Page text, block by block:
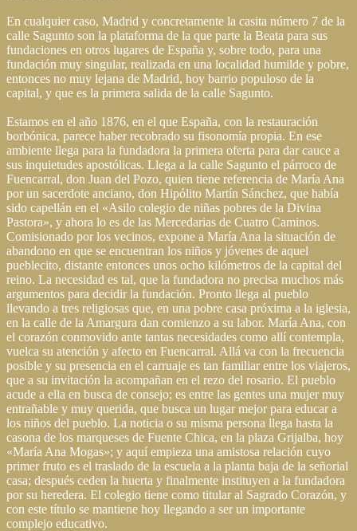
En cualquier caso, Madrid y concretamente la casita número 7 de la
calle Sagunto son la plataforma de la que parte la Beata para sus
fundaciones en otros lugares de España y, sobre todo, para una
fundación muy singular, realizada en una localidad humilde y pobre,
entonces no muy lejana de Madrid, hoy barrio populoso de la
capital, y que es la primera salida de la calle Sagunto.
Estamos en el año 1876, en el que España, con la restauración
borbónica, parece haber recobrado su fisonomía propia. En ese
ambiente llega para la fundadora la primera oferta para dar cauce a
sus inquietudes apostólicas. Llega a la calle Sagunto el párroco de
Fuencarral, don Juan del Pozo, quien tiene referencia de María Ana
por un sacerdote anciano, don Hipólito Martín Sánchez, que había
sido capellán en el «Asilo colegio de niñas pobres de la Divina
Pastora», y ahora lo es de las Mercedarias de Cuatro Caminos.
Comisionado por los vecinos, expone a María Ana la situación de
abandono en que se encuentran los niños y jóvenes de aquel
pueblecito, distante entonces unos ocho kilómetros de la capital del
reino. La necesidad es tal, que la fundadora no precisa muchos más
argumentos para decidir la fundación. Pronto llega al pueblo
llevando a tres religiosas que, en una pobre casa próxima a la iglesia,
en la calle de la Amargura dan comienzo a su labor. María Ana, con
el corazón conmovido ante tantas necesidades como allí contempla,
vuelca su atención y afecto en Fuencarral. Allá va con la frecuencia
posible y su presencia en el carruaje es tan familiar entre los viajeros,
que a su invitación la acompañan en el rezo del rosario. El pueblo
acude a ella en busca de consejo; es entre las gentes una mujer muy
entrañable y muy querida, que busca un lugar mejor para educar a
los niños del pueblo. La noticia o su misma persona llega hasta la
casona de los marqueses de Fuente Chica, en la plaza Grijalba, hoy
«María Ana Mogas»; y aquí empieza una amistosa relación cuyo
primer fruto es el traslado de la escuela a la planta baja de la señorial
casa; después ceden la huerta y finalmente instituyen a la fundadora
por su heredera. El colegio tiene como titular al Sagrado Corazón, y
con este título se mantiene hoy llegando a ser un importante
complejo educativo.